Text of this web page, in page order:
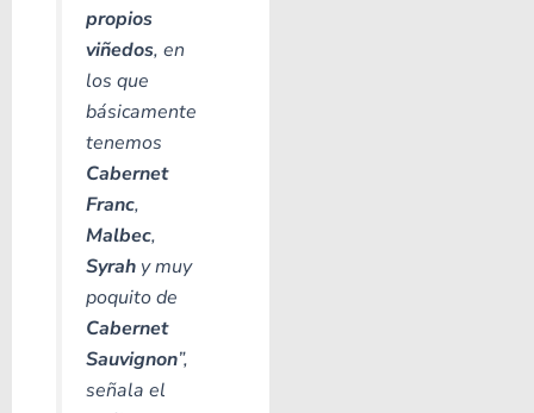
propios
viñedos, en
los que
básicamente
tenemos
Cabernet
Franc,
Malbec,
Syrah y muy
poquito de
Cabernet
Sauvignon”,
señala el